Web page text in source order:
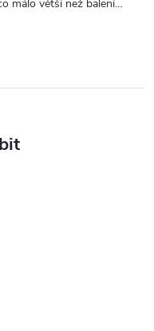
málo větší než balení